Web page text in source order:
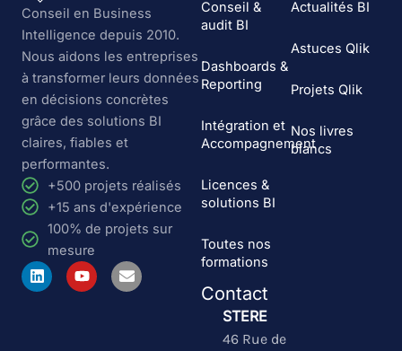
Conseil en Business
Intelligence depuis 2010.
Nous aidons les entreprises
à transformer leurs données
en décisions concrètes
grâce des solutions BI
claires, fiables et
performantes.
+500 projets réalisés
+15 ans d'expérience
100% de projets sur
mesure
L
i
n
Y
o
u
E
n
v
Conseil &
audit BI
Dashboards &
Reporting
Intégration et
Accompagnement
Licences &
solutions BI
Toutes nos
formations
Actualités BI
Astuces Qlik
Projets Qlik
Nos livres
blancs
Contact
STERE
46 Rue de